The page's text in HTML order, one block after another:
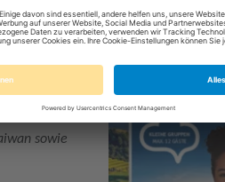
Der neue
Neu im
sowie